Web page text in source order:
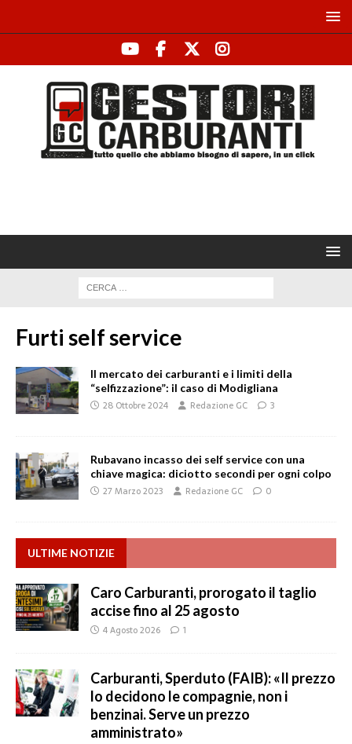
Furti self service
Il mercato dei carburanti e i limiti della
“selfizzazione”: il caso di Modigliana
28 Ottobre 2024 Redazione GC 3
Rubavano incasso dei self service con una
chiave magica: diciotto secondi per ogni colpo
27 Marzo 2023 Redazione GC 0
ULTIME NOTIZIE
Caro Carburanti, prorogato il taglio
accise fino al 25 agosto
4 Agosto 2026 1
Carburanti, Sperduto (FAIB): «Il prezzo
lo decidono le compagnie, non i
benzinai. Serve un prezzo
amministrato»